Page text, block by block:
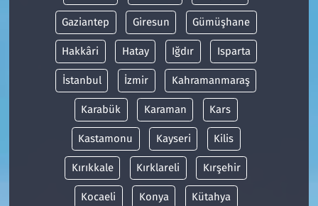
Gaziantep Giresun Gümüşhane
Hakkâri Hatay Iğdır Isparta
İstanbul İzmir Kahramanmaraş
Karabük Karaman Kars
Kastamonu Kayseri Kilis
Kırıkkale Kırklareli Kırşehir
Kocaeli Konya Kütahya